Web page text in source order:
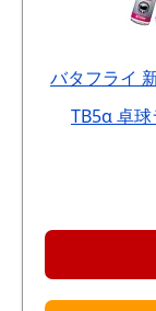
バタフライ
TB5α 卓